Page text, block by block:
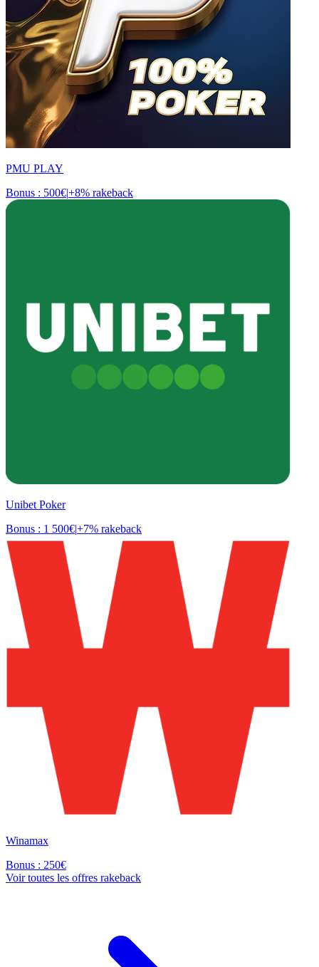
PMU PLAY
Bonus : 500€|+8% rakeback
Unibet Poker
Bonus : 1 500€|+7% rakeback
Winamax
Bonus : 250€
Voir toutes les offres rakeback